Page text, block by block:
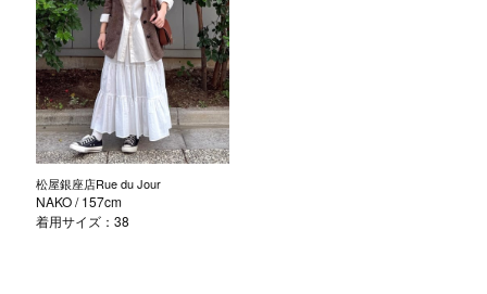
松屋銀座店Rue du Jour
NAKO/ 157cm
着用サイズ：38